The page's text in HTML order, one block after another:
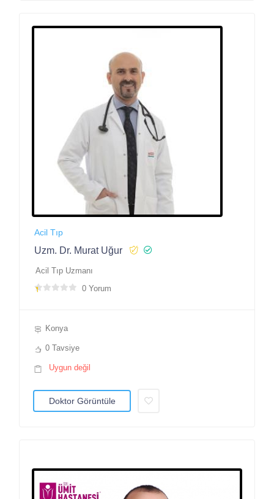
Acil Tıp
Uzm. Dr. Murat Uğur
Acil Tıp Uzmanı
0 Yorum
Konya
0 Tavsiye
Uygun değil
Doktor Görüntüle